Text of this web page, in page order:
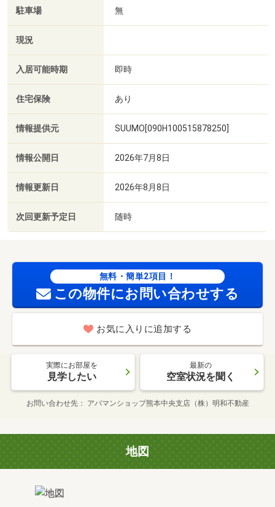
駐車場 無
現況
入居可能時期 即時
住宅保険 あり
情報提供元 SUUMO[090H100515878250]
情報公開日 2026年7月8日
情報更新日 2026年8月8日
次回更新予定日 随時
無料・簡単2項目！
この物件にお問い合わせする
お気に入りに追加する
実際にお部屋を
見学したい
最新の
空室状況を聞く
お問い合わせ先 アパマンショップ熊本中央支店（株）明和不動産
地図